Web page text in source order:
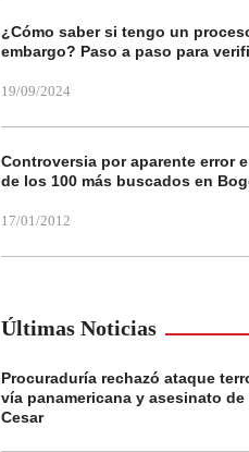
¿Cómo saber si tengo un
embargo? Paso a paso para
19/09/2024
Controversia por aparente error
de los 100 más buscados en
17/01/2012
Últimas Noticias
Procuraduría rechazó ataque
vía panamericana y asesinato
Cesar